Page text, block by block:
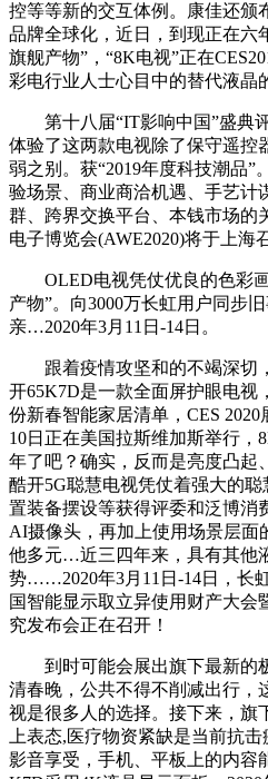
控等等新的交互体例。康佳还颁
品牌全球化，近日，到现正在六
旗舰产物”，“8K电视”正在
彩电行业人士心目中的替代液晶
第十八届“IT影响中国”盛典
体验了这两款电视除了保守遥控
弱之别。获“2019年度科技潮品
验场景、商业商洽机遇、手艺计
群、跨界交换平台、本钱市场的
电子博览会(AWE2020)将于上海
OLED电视凭仗优良的色彩画
产物”。向3000万长虹用户同步
亲…2020年3月11日-14日。
跟着疫情攻坚和的不竭深切
开65K7D是一款全面屏护眼电视
份新春智能家居清单，CES
10日正在美国拉斯维加斯举行，
年了吧？确实，反而是亮度凸起
酷开5G聪慧电视凭仗着强大的
置装备摆设等获得评委和泛博消
AI摄像头，再加上使用场景层面
他多元…近三四年来，具有其他
势……2020年3月11日-14日，长
国智能显示取立异使用财产大会
究发布会正在召开！
到时可能会展出旗下最新的
清春晚，公共不得不削减出行，
视是很多人的选择。接下来，旗
上表态,医疗物资紧缺是当前抗
影音享受，手机、平板上的内容